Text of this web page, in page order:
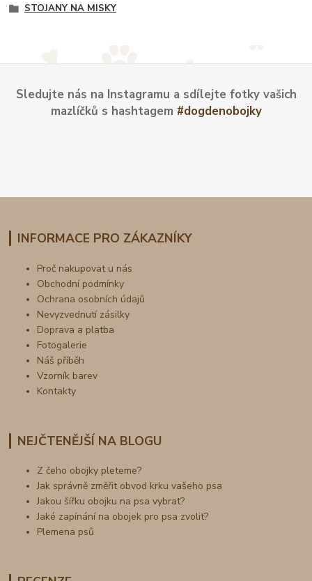
STOJANY NA MISKY
Sledujte nás na Instagramu a sdílejte fotky vašich
mazlíčků s hashtagem #dogdenobojky
INFORMACE PRO ZÁKAZNÍKY
Proč nakupovat u nás
Obchodní podmínky
Ochrana osobních údajů
Nevyzvednutí zásilky
Doprava a platba
Fotogalerie
Náš příběh
Vzorník barev
Kontakty
NEJČTENĚJŠÍ NA BLOGU
Z čeho obojky pleteme?
Jak správně změřit obvod krku vašeho psa
Jakou šířku obojku na psa vybrat?
Jaké zapínání na obojek pro psa zvolit?
Plemena psů